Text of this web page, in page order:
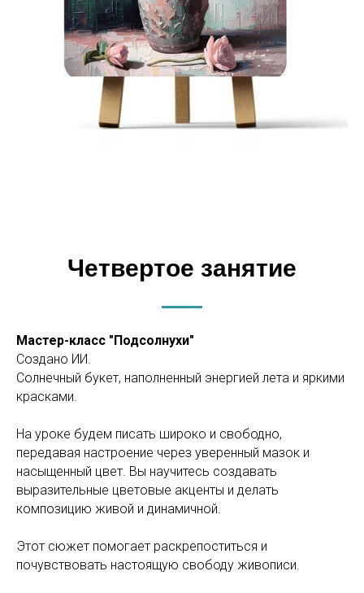
Четвертое занятие
Мастер-класс "Подсолнухи"
Создано ИИ.
Солнечный букет, наполненный энергией лета и яркими
красками.
На уроке будем писать широко и свободно,
передавая настроение через уверенный мазок и
насыщенный цвет. Вы научитесь создавать
выразительные цветовые акценты и делать
композицию живой и динамичной.
Этот сюжет помогает раскрепоститься и
почувствовать настоящую свободу живописи.